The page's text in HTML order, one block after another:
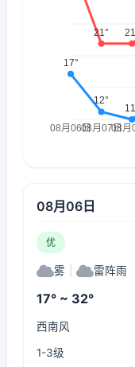
08月06日
优
雾 雷阵雨
17° ~ 32°
西南风
1-3级